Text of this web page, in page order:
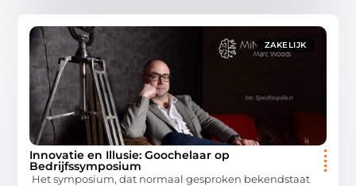
ZAKELIJK
Innovatie en Illusie: Goochelaar op
Bedrijfssymposium
Het symposium, dat normaal gesproken bekendstaat